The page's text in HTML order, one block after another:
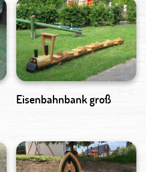
Eisenbahnbank groß